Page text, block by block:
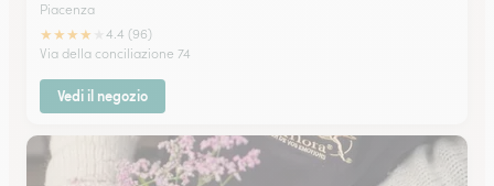
Piacenza
★★★★
4.4 (96)
Via della conciliazione 74
Vedi il negozio